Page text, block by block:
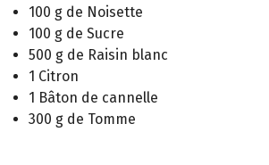
100 g de Noisette
100 g de Sucre
500 g de Raisin blanc
1 Citron
1 Bâton de cannelle
300 g de Tomme